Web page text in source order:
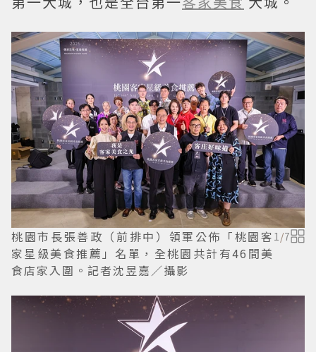
桃園市長張善政（前排中）領軍公佈「桃園客
家星級美食推薦」名單，全桃園共計有46間美
食店家入圍。記者沈昱嘉／攝影
1 /7